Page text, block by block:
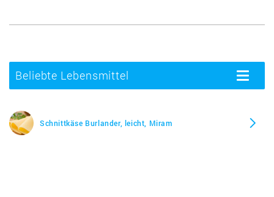
Beliebte Lebensmittel
Toggle
Schnittkäse Burlander, leicht, Miram